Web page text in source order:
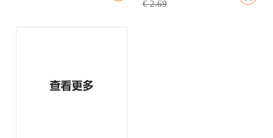
€ 2.69